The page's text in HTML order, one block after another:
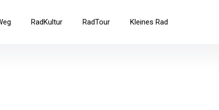
RadKultur RadTour Kleines Rad